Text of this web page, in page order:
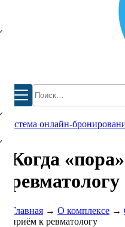
Найти:
система онлайн-
Когда
ревматологу
Главная → О комплексе →
приём к ревматологу